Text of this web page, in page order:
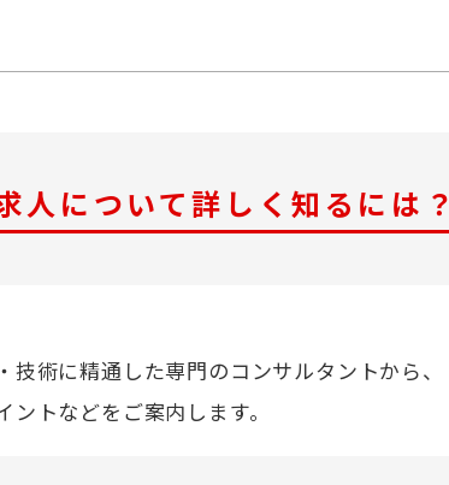
人について詳しく知るには？
術に精通した専門のコンサルタントから、
トなどをご案内します。